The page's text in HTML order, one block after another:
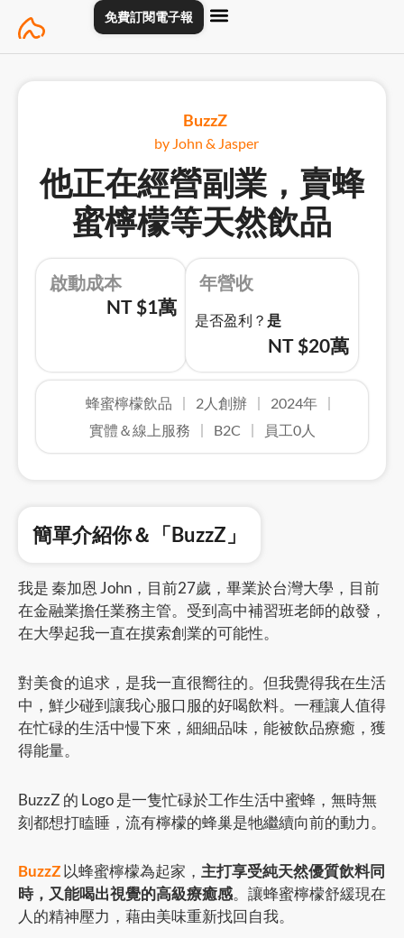
content
免費訂閱電子報
BuzzZ
by John & Jasper
他正在經營副業，賣蜂
蜜檸檬等天然飲品
啟動成本
NT $1萬
年營收
是否盈利？ 是
NT $20萬
蜂蜜檸檬飲品 2人創辦
2024年
實體＆線上服務
B2C 員工0人
簡單介紹你＆「BuzzZ」
我是 秦加恩 John，目前27歲，畢業於台灣大學，目前
在金融業擔任業務主管。受到高中補習班老師的啟發，
在大學起我一直在摸索創業的可能性。
對美食的追求，是我一直很嚮往的。但我覺得我在生活
中，鮮少碰到讓我心服口服的好喝飲料。一種讓人值得
在忙碌的生活中慢下來，細細品味，能被飲品療癒，獲
得能量。
BuzzZ 的 Logo 是一隻忙碌於工作生活中蜜蜂，無時無
刻都想打瞌睡，流有檸檬的蜂巢是牠繼續向前的動力。
BuzzZ以蜂蜜檸檬為起家， 主打享受純天然優質飲料同
時，又能喝出視覺的高級療癒感。讓蜂蜜檸檬舒緩現在
人的精神壓力，藉由美味重新找回自我。